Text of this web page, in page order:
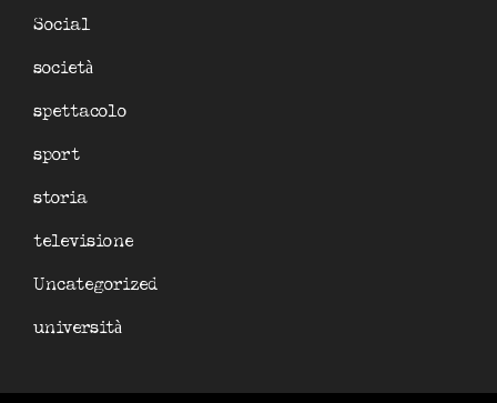
Social
società
spettacolo
sport
storia
televisione
Uncategorized
università